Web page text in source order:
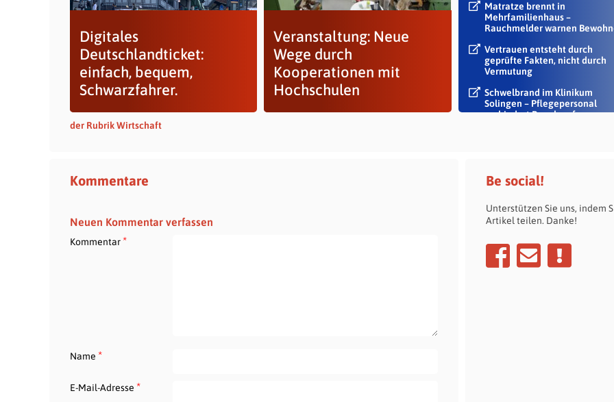
Digitales
Deutschlandticket:
einfach, bequem,
Schwarzfahrer.
Veranstaltung: Neue
Wege durch
Kooperationen mit
Hochschulen
Matratze brennt in
Mehrfamilienhaus –
Rauchmelder warnen
Vertrauen entsteht durch
geprüfte Fakten, nicht durch
Vermutung
Schwelbrand im Klinikum
Solingen – Pflegepersonal
verhindert Rauch auf...
der Rubrik Wirtschaft
Kommentare
Neuen Kommentar verfassen
Kommentar*
Name *
E-Mail-Adresse *
Be social!
Unterstützen Sie uns, indem
Artikel teilen. Danke!